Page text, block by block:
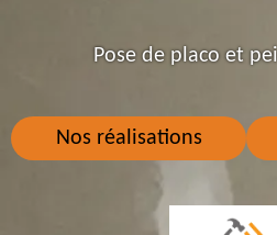
Nos réalisations
Pose de placo et
Renovation de salle